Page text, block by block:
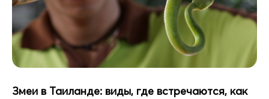
Змеи в Таиланде: виды, где встречаются, как